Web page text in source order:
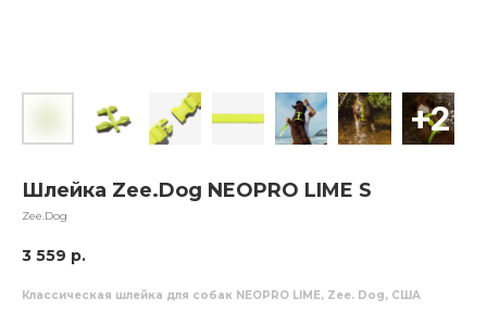
Шлейка Zee.Dog NEOPRO LIME S
Zee.Dog
3 559 р.
Классическая шлейка для собак NEOPRO LIME, Zee. Dog, США